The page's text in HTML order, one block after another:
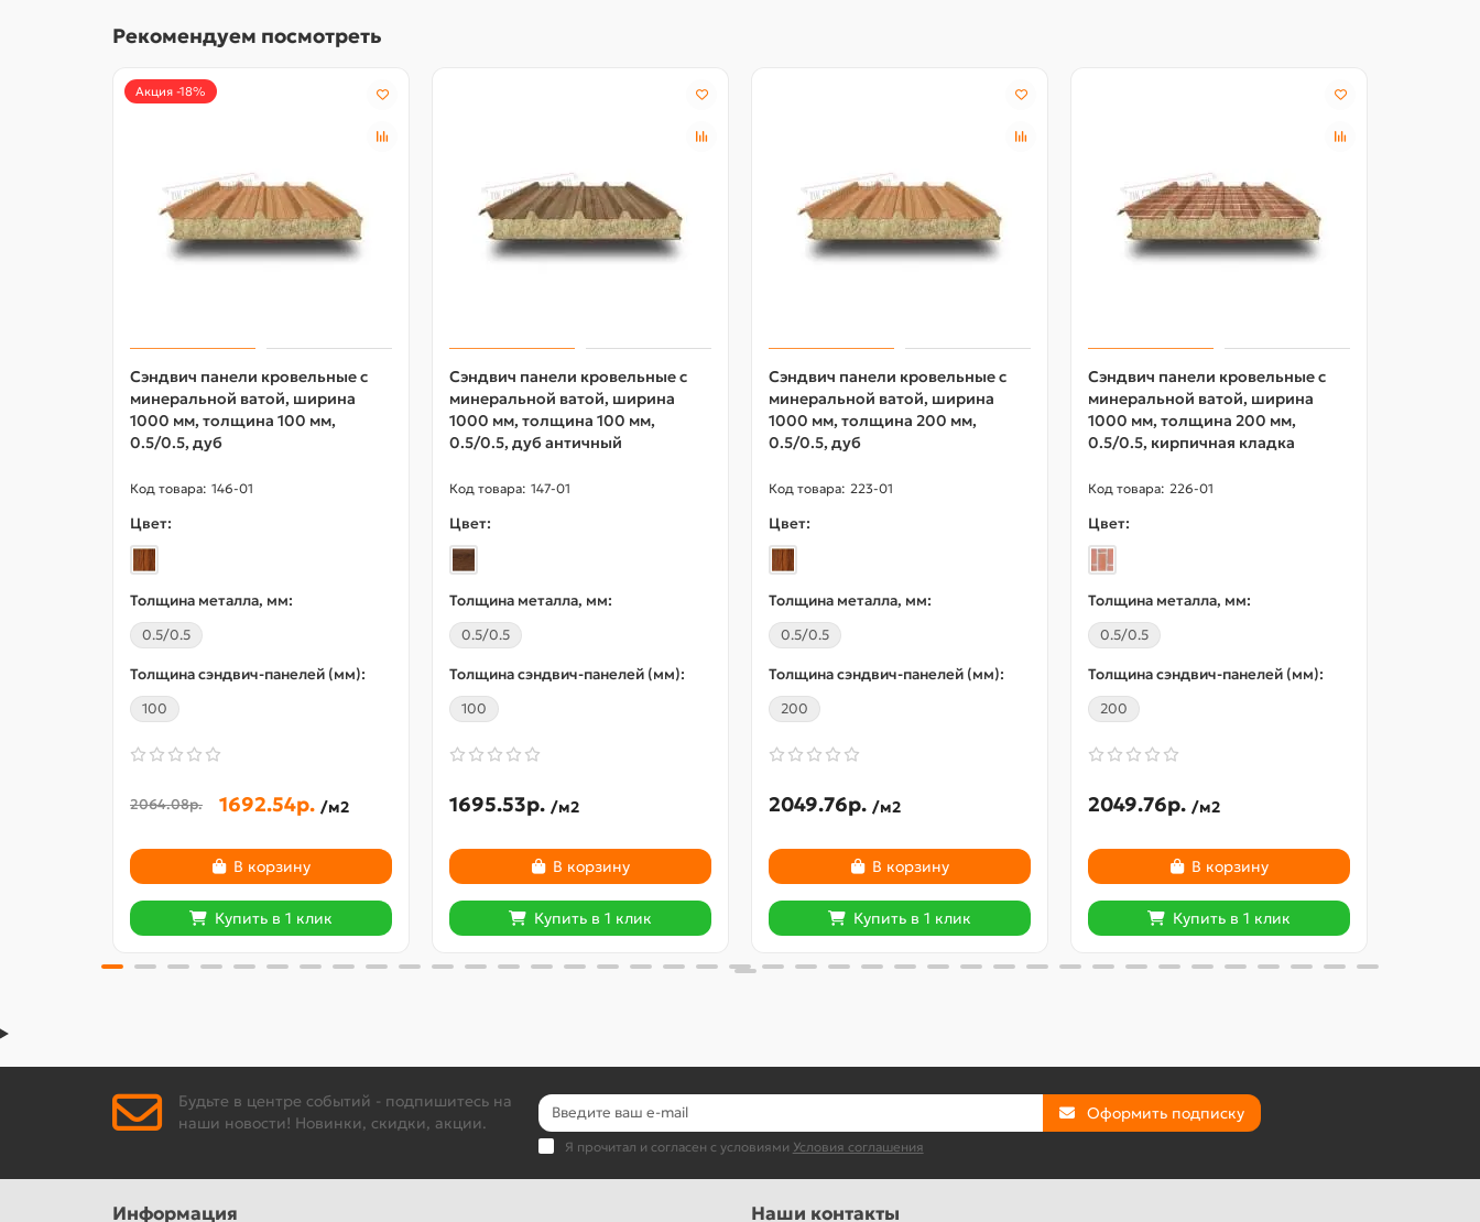
Рекомендуем посмотреть
Акция -18%
Сэндвич панели кровельные с
минеральной ватой, ширина
1000 мм, толщина 100 мм,
0.5/0.5, дуб
146-01
Цвет:
Толщина металла, мм:
0.5/0.5
Толщина сэндвич-панелей (мм):
100
2064.08р. 1692.54р. /м2
В корзину
Купить в 1 клик
Сэндвич панели кровельные с
минеральной ватой, ширина
1000 мм, толщина 100 мм,
0.5/0.5, дуб античный
147-01
Цвет:
Толщина металла, мм:
0.5/0.5
Толщина сэндвич-панелей (мм):
100
1695.53р. /м2
В корзину
Купить в 1 клик
Сэндвич панели кровельные с
минеральной ватой, ширина
1000 мм, толщина 200 мм,
0.5/0.5, дуб
223-01
Цвет:
Толщина металла, мм:
0.5/0.5
Толщина сэндвич-панелей (мм):
200
2049.76р. /м2
В корзину
Купить в 1 клик
Сэндвич панели кровельные с
минеральной ватой, ширина
1000 мм, толщина 200 мм,
0.5/0.5, кирпичная кладка
226-01
Цвет:
Толщина металла, мм:
0.5/0.5
Толщина сэндвич-панелей (мм):
200
2049.76р. /м2
В корзину
Купить в 1 клик
Будьте в центре событий - подпишитесь на
наши новости! Новинки, скидки, акции.
Оформить подписку
Я прочитал и согласен с условиями Условия соглашения
Информация Наши контакты